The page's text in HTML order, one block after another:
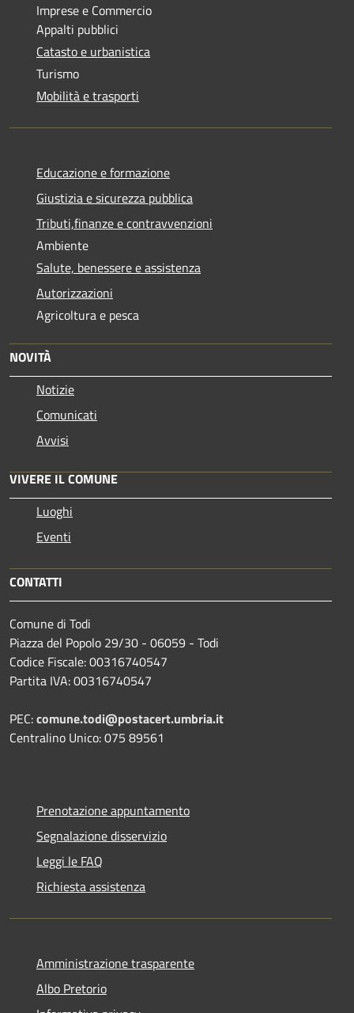
Imprese e Commercio
Appalti pubblici
Catasto e urbanistica
Turismo
Mobilità e trasporti
Educazione e formazione
Giustizia e sicurezza pubblica
Tributi,finanze e contravvenzioni
Ambiente
Salute, benessere e assistenza
Autorizzazioni
Agricoltura e pesca
NOVITÀ
Notizie
Comunicati
Avvisi
VIVERE IL COMUNE
Luoghi
Eventi
CONTATTI
Comune di Todi
Piazza del Popolo 29/30 - 06059 - Todi
Codice Fiscale: 00316740547
Partita IVA: 00316740547
PEC:comune.todi@postacert.umbria.it
Centralino Unico: 075 89561
Prenotazione appuntamento
Segnalazione disservizio
Leggi le FAQ
Richiesta assistenza
Amministrazione trasparente
Albo Pretorio